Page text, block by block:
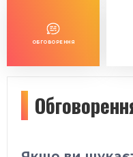
ОБГОВОРЕННЯ